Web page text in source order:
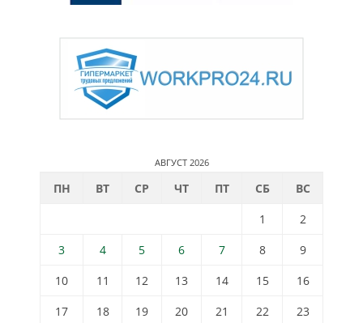
АВГУСТ 2026
ПН ВТ СР ЧТ ПТ СБ
ВС
1
2
3
4 5 6 7 8
9
10
11 12 13 14 15
16
17
18 19 20 21 22
23